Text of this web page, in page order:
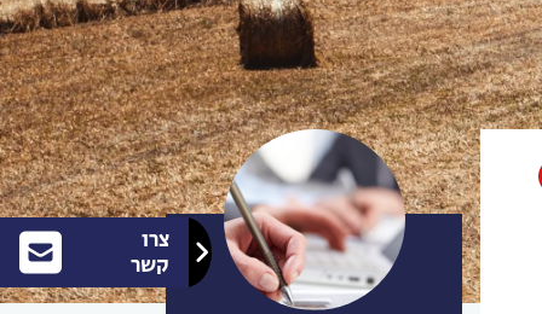
צרו
קשר